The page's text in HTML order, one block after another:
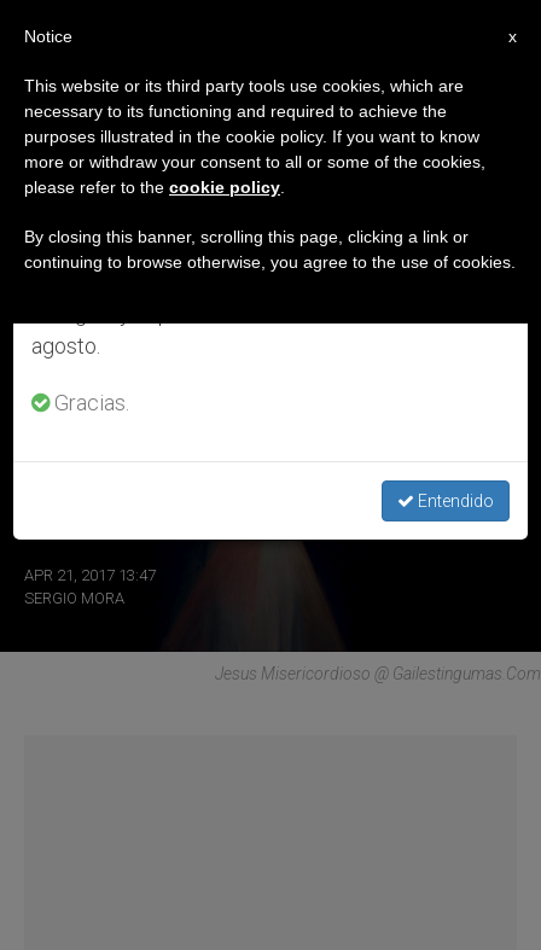
ETIQUETA
Posts Tagged ‘origen
Cuadro’
ÚLTIMAS NOTICIAS
Historia del cuadro de Jesús Misericordioso, pintado bajo la
APR 21, 2017 13:47
SERGIO MORA
Jesus Misericordioso @ Gailestingumas.com
×
Aviso importante
Del 27 de julio al 7 de agosto haremos la pausa
anual, aprovechando que en el periodo de verano
se generan menos informaciones y también el
agosto.
Gracias.
Entendido
x
Notice
This website or its third party tools use cookies, which are
necessary to its functioning and required to achieve the
purposes illustrated in the cookie policy. If you want to know
more or withdraw your consent to all or some of the cookies,
please refer to the cookie policy
By closing this banner, scrolling this page, clicking a link or
continuing to browse otherwise, you agree to the use of cookies.